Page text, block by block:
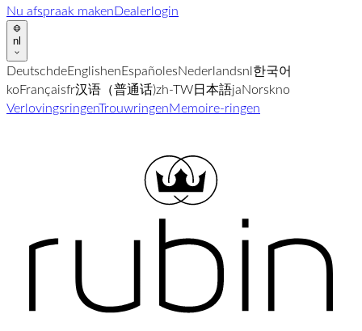
Nu afspraak makenDealerlogin
nl
DeutschdeEnglishenEspañolesNederlandsnl한국어
koFrançaisfr汉语（普通话)zh-TW日本語jaNorskno
VerlovingsringenTrouwringenMemoire-ringen